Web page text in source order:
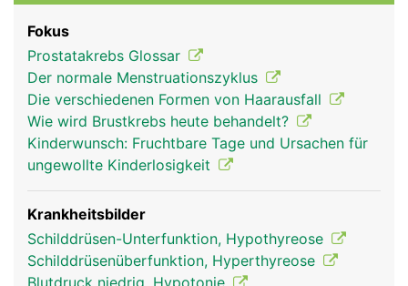
Rubriken
einen Hinterlappen, die unabhängig voneinander
arbeiten. In ihrer Funktion kontrolliert die
Hypophyse als Hormonsteuerzentrale nahezu das
gesamte endokrine Hormonsystem. Neben der
Produktion eigener Hormone steuert sie die
Hormonproduktion der anderen endokrinen
Hormondrüsen im Körper. Insgesamt produziert sie
dazu sechs verschiedene Hormone. Die
Hypophyse selbst wird von einem übergeordneten
Areal im Gehirn - dem Hypothalamus im
Zwischenhirn - reguliert. Ausserdem reagiert sie
direkt auf die entsprechenden Hormonspiegel im
Fokus
Prostatakrebs Glossar
Der normale Menstruationszyklus
Die verschiedenen Formen von Haarausfall
Wie wird Brustkrebs heute behandelt?
Kinderwunsch: Fruchtbare Tage und Ursachen für
ungewollte Kinderlosigkeit
Krankheitsbilder
Schilddrüsen-Unterfunktion, Hypothyreose
Schilddrüsenüberfunktion, Hyperthyreose
Blutdruck niedrig, Hypotonie